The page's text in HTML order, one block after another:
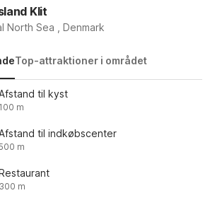
Klit
North Sea , Denmark
Top-attraktioner i området
til kyst
100 m
til indkøbscenter
m
300 m